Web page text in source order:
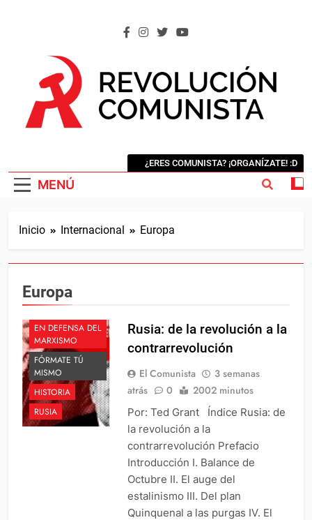
MENÚ
¿ERES COMUNISTA? ¡ORGANÍZATE! :D
Inicio Internacional Europa
Europa
EN DEFENSA DEL
MARXISMO
FÓRMATE TÚ
MISMO
HISTORIA
RUSIA
Rusia: de la revolución a la
contrarrevolución
El Comunista
3 semanas
atrás
0 2002 minutos
Por: Ted Grant Índice Rusia: de
la revolución a la
contrarrevolución Prefacio
Introducción I. Balance de
Octubre II. El auge del
estalinismo III. Del plan
Quinquenal a las purgas IV. El